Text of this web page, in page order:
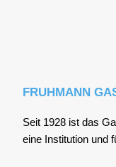
FRUHMANN
Seit 1928 ist das
eine Insti­tu­ti­on und